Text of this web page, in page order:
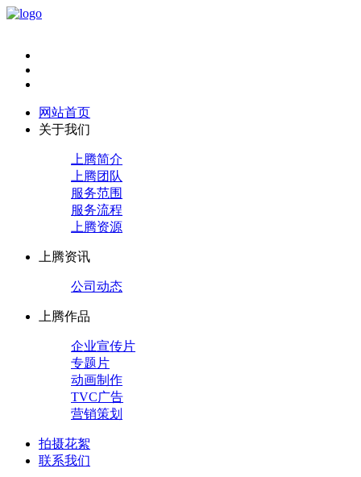
网站首页
关于我们
上腾简介
上腾团队
服务范围
服务流程
上腾资源
上腾资讯
公司动态
上腾作品
企业宣传片
专题片
动画制作
TVC广告
营销策划
拍摄花絮
联系我们